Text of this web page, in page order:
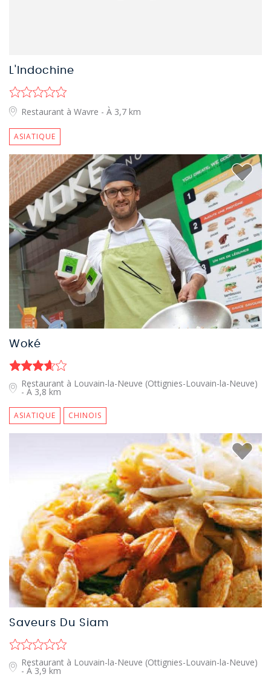
L'Indochine
Restaurant à Wavre - À 3,7 km
ASIATIQUE
Woké
Restaurant à Louvain-la-Neuve (Ottignies-Louvain-la-Neuve)
- À 3,8 km
ASIATIQUE CHINOIS
Saveurs Du Siam
Restaurant à Louvain-la-Neuve (Ottignies-Louvain-la-Neuve)
- À 3,9 km